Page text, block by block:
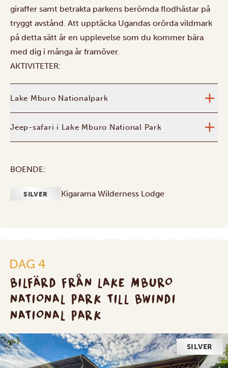
giraffer samt betrakta parkens berömda flodhästar på
tryggt avstånd. Att upptäcka Ugandas orörda vildmark
på detta sätt är en upplevelse som du kommer bära
med dig i många år framöver.
AKTIVITETER:
Lake Mburo Nationalpark
Jeep-safari i Lake Mburo National Park
BOENDE:
SILVER Kigarama Wilderness Lodge
DAG 4
BILFÄRD FRÅN LAKE MBURO
NATIONAL PARK TILL BWINDI
NATIONAL PARK
SILVER